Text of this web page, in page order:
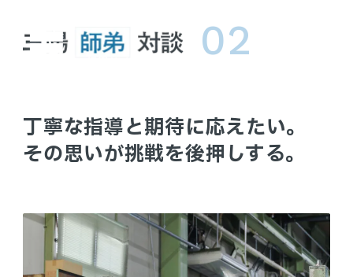
三陽の技術人
職場環境
01.Hさん×Sさん
ブログ
02
丁寧な指導と期待に応えたい。
その思いが挑戦を後押しする。